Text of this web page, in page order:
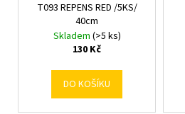
T093 REPENS RED /5KS/
40cm
Skladem (>5 ks)
130 Kč
DO KOŠÍKU